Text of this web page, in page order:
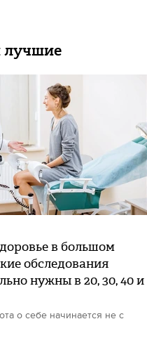
в большом
обследования
нужны в 20, 30, 40 и
о себе начинается не с